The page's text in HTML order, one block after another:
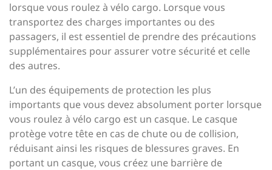
lorsque vous roulez à vélo cargo. Lorsque vous
transportez des charges importantes ou des
passagers, il est essentiel de prendre des précautions
supplémentaires pour assurer votre sécurité et celle
des autres.
L’un des équipements de protection les plus
importants que vous devez absolument porter lorsque
vous roulez à vélo cargo est un casque. Le casque
protège votre tête en cas de chute ou de collision,
réduisant ainsi les risques de blessures graves. En
portant un casque, vous créez une barrière de